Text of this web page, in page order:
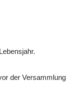
der Versammlung